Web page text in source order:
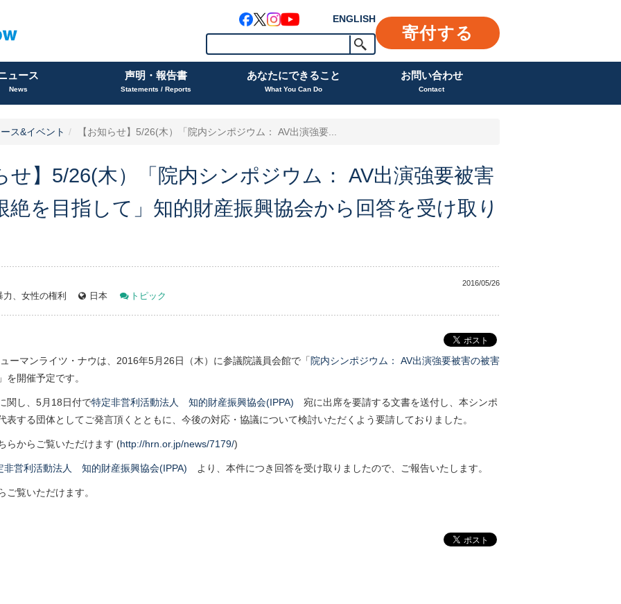
ENGLISH
寄付する
ュース
News
声明・報告書
Statements / Reports
あなたにできること
What You Can Do
お問い合わせ
Contact
ス&イベント 【お知らせ】5/26(木）「院内シンポジウム： AV出演強要...
せ】5/26(木）「院内シンポジウム： AV出演強要被害
絶を目指して」知的財産振興協会から回答を受け取り
2016/05/26
、女性の権利 日本 トピック
ーマンライツ・ナウは、 2016年5月26日（木）に参議院議員会館で「 院内シンポジウム： AV出演強要被害の被害
を開催予定です。
関し、5月18日付で特定非営利活動法人 知的財産振興協会(IPPA) 宛に出席を要請する文書を送付し、本シンポ
表する団体としてご発言頂くとともに、 今後の対応・協議について検討いただくよう要請しておりました。
らからご覧いただけます (http://hrn.or.jp/news/7179/)
非営利活動法人 知的財産振興協会(IPPA) より、本件につき回答を受け取りましたので、ご報告いたします。
ご覧いただけます。